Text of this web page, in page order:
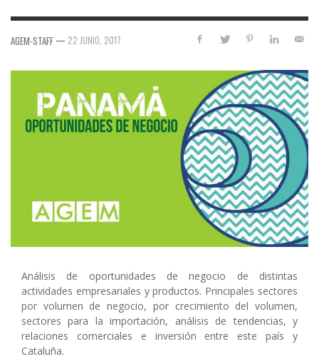
AGEM-STAFF — 22 JUNIO, 2017
Análisis de oportunidades de negocio de distintas
actividades empresariales y productos. Principales sectores
por volumen de negocio, por crecimiento del volumen,
sectores para la importación, análisis de tendencias, y
relaciones comerciales e inversión entre este país y
Cataluña.